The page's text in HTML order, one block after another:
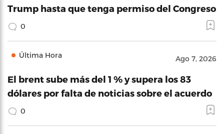
Trump hasta que tenga permiso del Congreso
0
Última Hora Ago 7, 2026
El brent sube más del 1 % y supera los 83
dólares por falta de noticias sobre el acuerdo
0